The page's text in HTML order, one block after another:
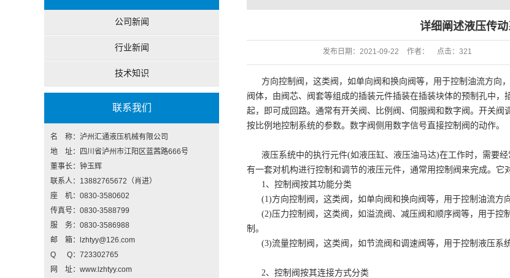
公司新闻
行业新闻
技术知识
联系我们
名 称：泸州汇通液压机械有限公司
地 址：四川省泸州市江阳区蓝茜路666号
董事长：钟玉辉
联系人：13882765672（肖进）
座 机：0830-3580602
传真号：0830-3588799
服 务：0830-3586988
邮 箱：lzhtyy@126.com
Q Q：723302765
网 址：www.lzhtyy.com
详细阐述液压传
发布日期： 2021-09-22 作者： 点击： 321
方向控制阀，这类阀，如单向阀和换向阀等，用于控制油流方向
阀体，由阀芯、阀套等组成的插装元件插装在插装块体的预制孔中
起，即可成回路。通常有开关阀、比例阀、伺服阀和数字阀。开关
按比例地控制系统的参数。数字阀侧用数字信号直接控制阀的动
液压系统中的执行元件(如液压缸、液压油马达)在工作时，需要
有一套对机构进行控制和调节的液压元件，通常用控制阀来完成
1、控制阀按其功能分类
(1)方向控制阀，这类阀，如单向阀和换向阀等，用于控制油流
(2)压力控制阀，这类阀，如溢流阀、减压阀和顺序阀等，用于
制。
(3)流量控制阀，这类阀，如节流阀和调速阀等，用于控制液压
2、控制阀按其连接方式分类